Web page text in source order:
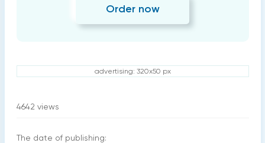
Order now
advertising: 320x50 px
4642 views
The date of publishing: